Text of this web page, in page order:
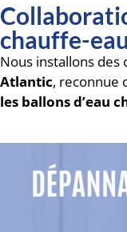
chauffe-
Nous installons des
Atlantic, reconnue
les ballons d’eau